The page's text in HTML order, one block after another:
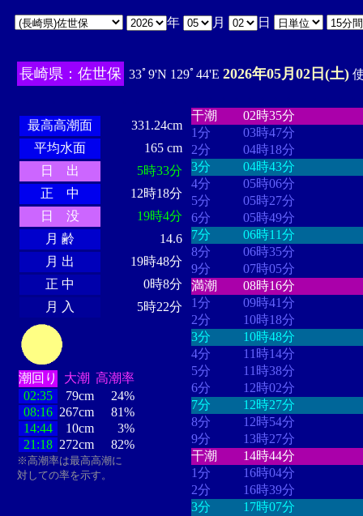
年 月 日
長崎県：佐世保 33ﾟ9'N 129ﾟ44'E 2026年05月02日(土)
最高高潮面
331.24cm
平均水面
165 cm
日 出
5時33分
正 中
12時18分
日 没
19時4分
月 齢
14.6
月 出
19時48分
正 中
0時8分
月 入
5時22分
潮回り 大潮 高潮率
02:35
79cm
24%
08:16 267cm
81%
14:44
10cm
3%
21:18 272cm 82%
※高潮率は最高高潮に
対しての率を示す。
干潮
02時35分
1分
03時47分
2分
04時18分
3分
04時43分
4分
05時06分
5分
05時27分
6分
05時49分
7分
06時11分
8分
06時35分
9分
07時05分
満潮
08時16分
1分
09時41分
2分
10時18分
3分
10時48分
4分
11時14分
5分
11時38分
6分
12時02分
7分
12時27分
8分
12時54分
9分
13時27分
干潮
14時44分
1分
16時04分
2分
16時39分
3分
17時07分